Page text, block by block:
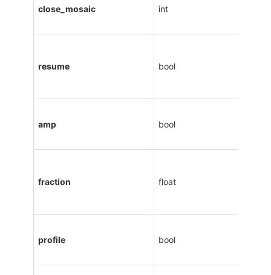
close_mosaic int
resume bool
amp bool
fraction float
profile bool